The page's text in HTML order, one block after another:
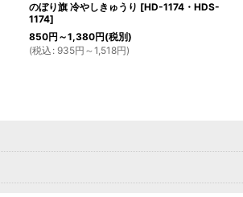
のぼり旗 冷やしきゅうり [HD-1174・HDS-
1174]
850円 ～1,380円(税別)
(税込 : 935円 ～1,518円)